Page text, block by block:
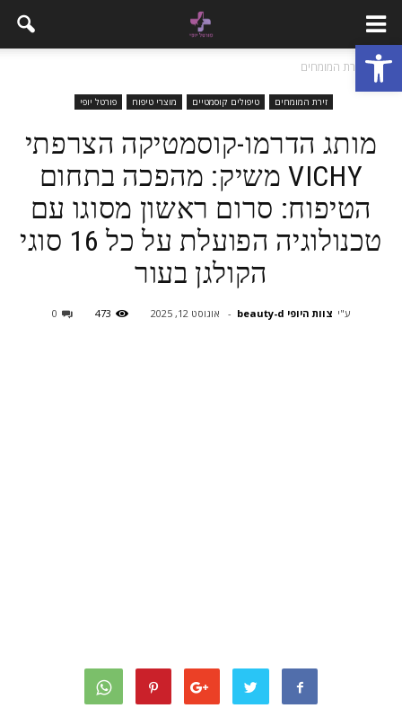
פתח סרגל נגישות
בית זירת המומחים
זירת המומחים טיפולים קוסמטיים מוצרי טיפוח פורטל יופי
מותג הדרמו-קוסמטיקה הצרפתי
VICHY משיק: מהפכה בתחום
הטיפוח: סרום ראשון מסוגו עם
טכנולוגיה הפועלת על כל 16 סוגי
הקולגן בעור
ע"י צוות היופי beauty-d - אוגוסט 12, 2025 473
0